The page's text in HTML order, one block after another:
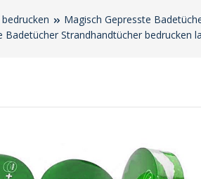
Magisch Gepresste
Badetücher Strandhandtücher